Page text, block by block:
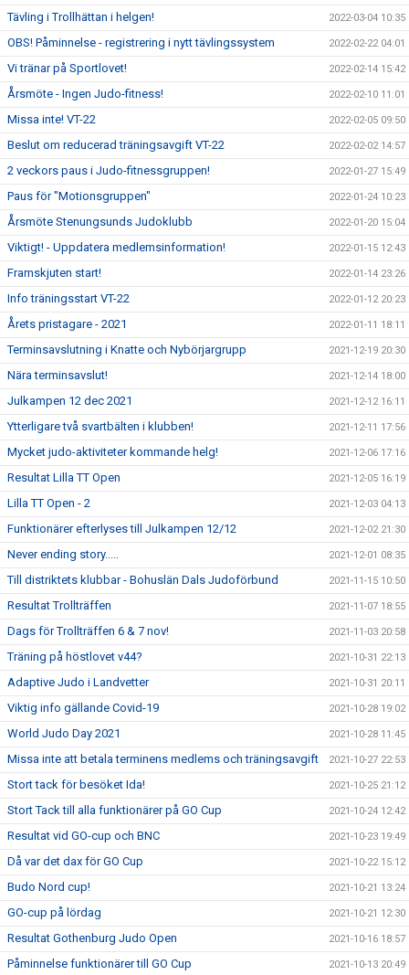
Tävling i Trollhättan i helgen! 2022-03-04 10:35
OBS! Påminnelse - registrering i nytt tävlingssystem 2022-02-22 04:01
Vi tränar på Sportlovet! 2022-02-14 15:42
Årsmöte - Ingen Judo-fitness! 2022-02-10 11:01
Missa inte! VT-22 2022-02-05 09:50
Beslut om reducerad träningsavgift VT-22 2022-02-02 14:57
2 veckors paus i Judo-fitnessgruppen! 2022-01-27 15:49
Paus för "Motionsgruppen" 2022-01-24 10:23
Årsmöte Stenungsunds Judoklubb 2022-01-20 15:04
Viktigt! - Uppdatera medlemsinformation! 2022-01-15 12:43
Framskjuten start! 2022-01-14 23:26
Info träningsstart VT-22 2022-01-12 20:23
Årets pristagare - 2021 2022-01-11 18:11
Terminsavslutning i Knatte och Nybörjargrupp 2021-12-19 20:30
Nära terminsavslut! 2021-12-14 18:00
Julkampen 12 dec 2021 2021-12-12 16:11
Ytterligare två svartbälten i klubben! 2021-12-11 17:56
Mycket judo-aktiviteter kommande helg! 2021-12-06 17:16
Resultat Lilla TT Open 2021-12-05 16:19
Lilla TT Open - 2 2021-12-03 04:13
Funktionärer efterlyses till Julkampen 12/12 2021-12-02 21:30
Never ending story..... 2021-12-01 08:35
Till distriktets klubbar - Bohuslän Dals Judoförbund 2021-11-15 10:50
Resultat Trollträffen 2021-11-07 18:55
Dags för Trollträffen 6 & 7 nov! 2021-11-03 20:58
Träning på höstlovet v44? 2021-10-31 22:13
Adaptive Judo i Landvetter 2021-10-31 20:11
Viktig info gällande Covid-19 2021-10-28 19:02
World Judo Day 2021 2021-10-28 11:45
Missa inte att betala terminens medlems och träningsavgift 2021-10-27 22:53
Stort tack för besöket Ida! 2021-10-25 21:12
Stort Tack till alla funktionärer på GO Cup 2021-10-24 12:42
Resultat vid GO-cup och BNC 2021-10-23 19:49
Då var det dax för GO Cup 2021-10-22 15:12
Budo Nord cup! 2021-10-21 13:24
GO-cup på lördag 2021-10-21 12:30
Resultat Gothenburg Judo Open 2021-10-16 18:57
Påminnelse funktionärer till GO Cup 2021-10-13 20:49